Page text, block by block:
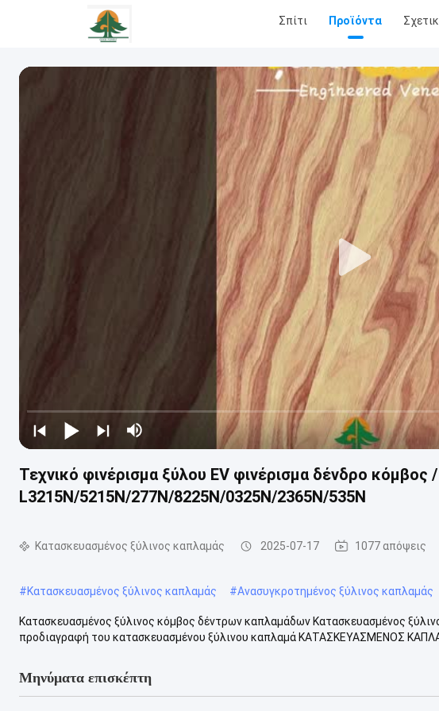
Σπίτι Προϊόντα
Τεχνικό φινέρισμα ξύλου EV φινέρισμα δένδρο
L3215N/5215N/277N/8225N/0325N/2365N/535N
Κατασκευασμένος ξύλινος καπλαμάς 2025-07-17 1077 απόψεις
#Κατασκευασμένος ξύλινος καπλαμάς #Ανασυγκροτημένος ξύλινος καπλαμάς
Κατασκευασμένος ξύλινος κόμβος δέντρων καπλαμάδων Κατασκευασμένος
προδιαγραφή του κατασκευασμένου ξύλινου καπλαμά ΚΑΤΑΣΚΕΥΑΣΜΕΝΟΣ
Μηνύματα επισκέπτη